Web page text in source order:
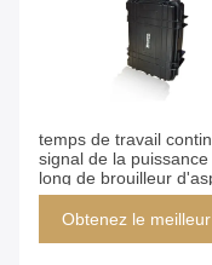
temps de travail
signal de la
long de brouilleur
de barre de style
boîteObtenez le